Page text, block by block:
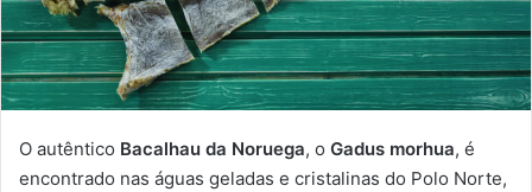
O autêntico Bacalhau da Noruega, o Gadus morhua, é
encontrado nas águas geladas e cristalinas do Polo Norte,